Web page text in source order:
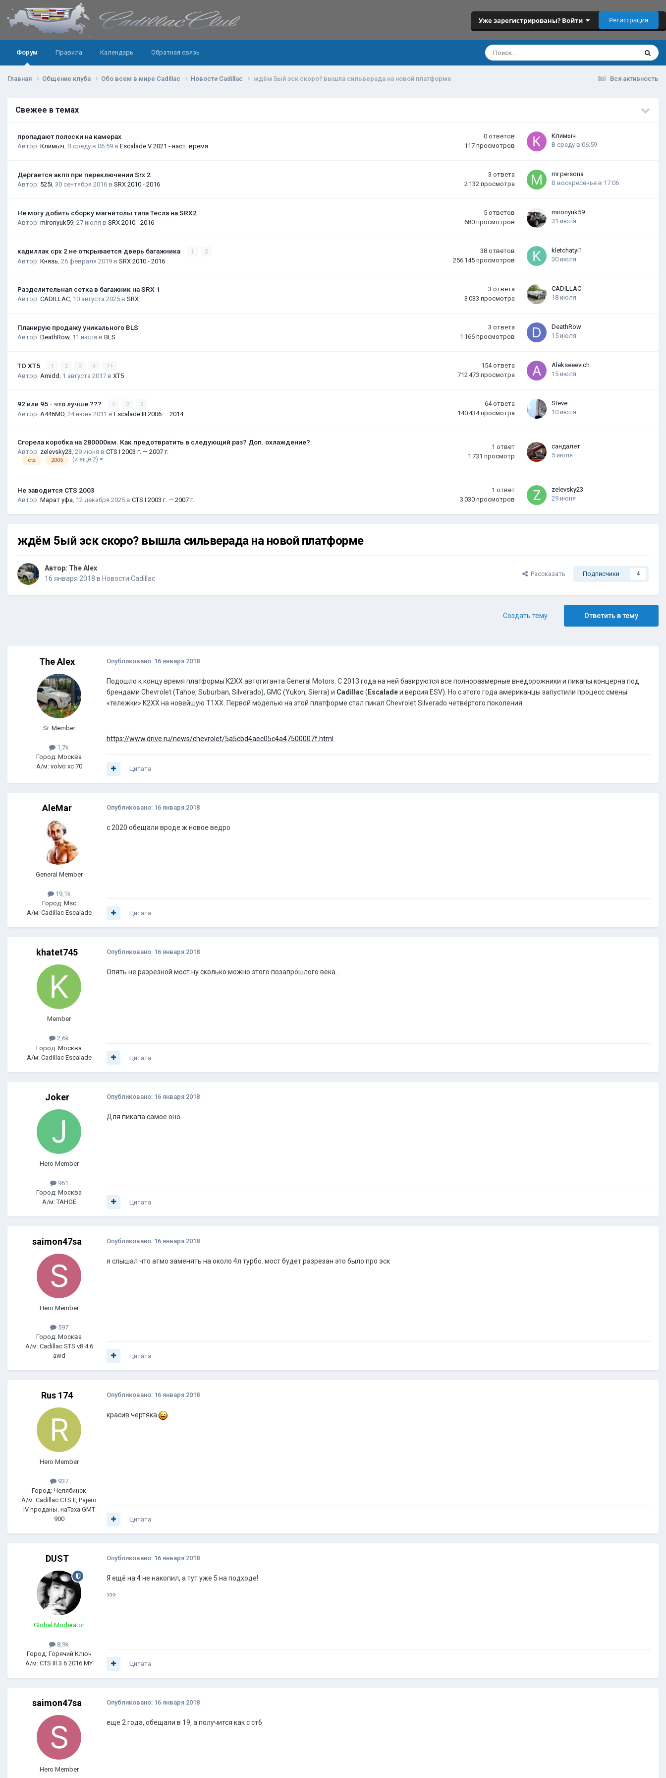
Уже зарегистрированы? Войти Регистрация
Форум Правила Календарь Обратная связь
Вся активность
Главная Общение клуба Обо всем в мире Cadillac Новости Cadillac ждём 5ый эск скоро? вышла сильверада на новой платформе
Свежее в темах
пропадают полоски на камерах
Автор: Климыч В среду в 06:59 в Escalade V 2021 - наст. время
0 ответов
117 просмотров
Климыч
В среду в 06:59
Дергается акпп при переключении Srx 2
Автор: 525i 30 сентября 2016 в SRX 2010 - 2016
3 ответа
2 132 просмотра
mr.persona
В воскресенье в 17:06
Не могу добить сборку магнитолы типа Тесла на SRX2
Автор: mironyuk59 27 июля в SRX 2010 - 2016
5 ответов
680 просмотров
mironyuk59
31 июля
кадиллак срх 2 не открывается дверь багажника 1 2
Автор: Князь 26 февраля 2019 в SRX 2010 - 2016
38 ответов
256 145 просмотров
kletchatyi1
30 июля
Разделительная сетка в багажник на SRX 1
Автор: CADILLAC 10 августа 2025 в SRX
3 ответа
3 033 просмотра
CADILLAC
18 июля
Планирую продажу уникального BLS
Автор: DeathRow, 11 июля в BLS
3 ответа
1 166 просмотров
DeathRow
15 июля
ТО XT5 1 2 3 4 7
Автор: Amidd 1 августа 2017 в XT5
154 ответа
712 473 просмотра
Alekseeevich
15 июля
92 или 95 - что лучше ??? 1 2 3
Автор: A446MO 24 июня 2011 в Escalade III 2006 — 2014
64 ответа
140 434 просмотра
Steve
10 июля
Сгорела коробка на 280000км. Как предотвратить в следующий раз? Доп. охлаждение?
Автор: zelevsky23 29 июня в CTS I 2003 г. — 2007 г.
cts 2005 (и ещё 2)
1 ответ
1 731 просмотр
сандалет
5 июля
Не заводится CTS 2003
Автор: Марат уфа 12 декабря 2025 в CTS I 2003 г. — 2007 г.
1 ответ
3 030 просмотров
zelevsky23
29 июня
ждём 5ый эск скоро? вышла сильверада на новой платформе
Автор: The Alex
16 января 2018 в Новости Cadillac
Рассказать Подписчики 4
Ответить в тему
Создать тему
The Alex
Sr. Member
1,7k
Город: Москва
А/м: volvo xc 70
Опубликовано: 16 января 2018
Подошло к концу время платформы K2XX автогиганта General Motors. С 2013 года на ней базируются все полноразмерные внедорожники и пикапы концерна под
брендами Chevrolet (Tahoe, Suburban, Silverado), GMC (Yukon, Sierra) и Cadillac( Escaladeи версия ESV). Но с этого года американцы запустили процесс смены
«тележки» K2XX на новейшую Т1XX. Первой моделью на этой платформе стал пикап Chevrolet Silverado четвёртого поколения.
https://www.drive.ru/news/chevrolet/5a5cbd4aec05c4a47500007f.html
Цитата
AleMar
General Member
19,1k
Город: Msc
А/м: Cadillac Escalade
Опубликовано: 16 января 2018
с 2020 обещали вроде ж новое ведро
Цитата
khatet745
Member
2,6k
Город: Москва
А/м: Cadillac Escalade
Опубликовано: 16 января 2018
Опять не разрезной мост ну сколько можно этого позапрошлого века...
Цитата
Joker
Hero Member
961
Город: Москва
А/м: TAHOE
Опубликовано: 16 января 2018
Для пикапа самое оно.
Цитата
saimon47sa
Hero Member
597
Город: Москва
А/м: Cadillac STS v8 4.6
awd
Опубликовано: 16 января 2018
я слышал что атмо заменять на около 4л турбо. мост будет разрезан это было про эск
Цитата
Rus 174
Hero Member
937
Город: Челябинск
А/м: Cadillac CTS II, Pajero
IV проданы. наТаха GMT
900
Опубликовано: 16 января 2018
красив чертяка
Цитата
DUST
Global Moderator
8,9k
Город: Горячий Ключ
А/м: CTS III 3.6 2016 MY
Опубликовано: 16 января 2018
Я ещё на 4 не накопил, а тут уже 5 на подходе!
???
Цитата
saimon47sa
Hero Member
Опубликовано: 16 января 2018
еще 2 года, обещали в 19, а получится как с ст6